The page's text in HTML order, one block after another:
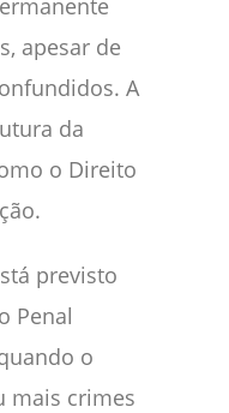
apesar de
A
da
o Direito
previsto
Penal
o
mais crimes